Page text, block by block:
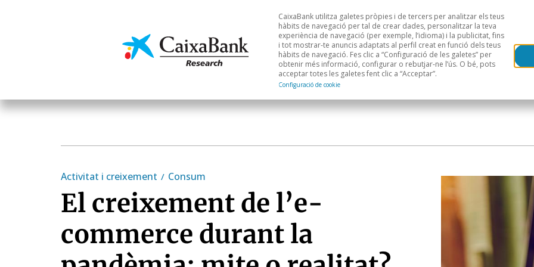
Economia i mercats Anàlisi sectorial Àrees geogràfiques
CaixaBank utilitza galetes pròpies i de tercers per analitzar els teus
hàbits de navegació per tal de crear dades, personalitzar la teva
experiència de navegació (per exemple, l’idioma) i la publicitat, fins
i tot mostrar-te anuncis adaptats al perfil creat en funció dels teus
hàbits de navegació. Fes clic a “Configuració de les galetes” per
obtenir més informació, configurar o rebutjar-ne l’ús. O bé, pots
acceptar totes les galetes fent clic a “Acceptar”.
Configuració de cookie
Activitat i creixement Consum
El creixement de l’e-
commerce durant la